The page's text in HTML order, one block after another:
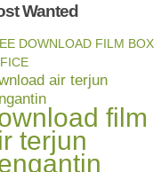
Wanted
DOWNLOAD FILM BOX
air terjun
film
terjun